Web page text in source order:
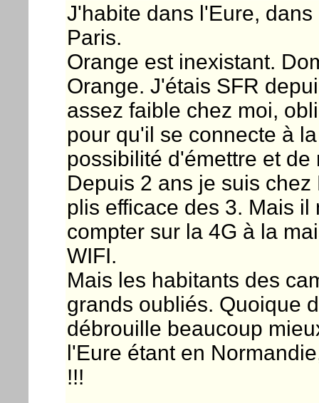
J'habite dans l'Eure,
Paris.
Orange est inexistant.
Orange. J'étais SFR
assez faible chez moi,
pour qu'il se connecte à
possibilité d'émettre et
Depuis 2 ans je suis
plis efficace des 3. Mais
compter sur la 4G à la
WIFI.
Mais les habitants des
grands oubliés. Quoique
débrouille beaucoup
l'Eure étant en
!!!